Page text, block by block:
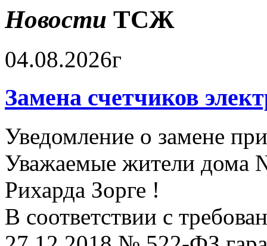
Новости ТСЖ
04.08.2026г
Замена счетчиков
Уведомление о замене
Уважаемые жители
Рихарда Зорге !
В соответствии с